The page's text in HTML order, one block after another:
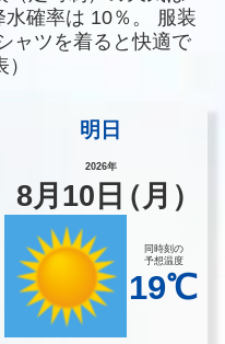
水確率は 10％。
服装
ャツを着ると快適で
明日
2026年
8月 10 日（月）
同時刻の
予想温度
19℃